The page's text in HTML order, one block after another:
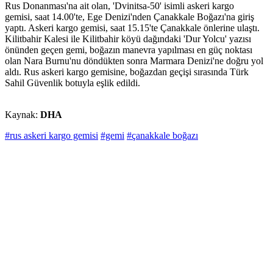
Rus Donanması'na ait olan, 'Dvinitsa-50' isimli askeri kargo
gemisi, saat 14.00'te, Ege Denizi'nden Çanakkale Boğazı'na giriş
yaptı. Askeri kargo gemisi, saat 15.15'te Çanakkale önlerine ulaştı.
Kilitbahir Kalesi ile Kilitbahir köyü dağındaki 'Dur Yolcu' yazısı
önünden geçen gemi, boğazın manevra yapılması en güç noktası
olan Nara Burnu'nu döndükten sonra Marmara Denizi'ne doğru yol
aldı. Rus askeri kargo gemisine, boğazdan geçişi sırasında Türk
Sahil Güvenlik botuyla eşlik edildi.
Kaynak: DHA
#rus askeri kargo gemisi #gemi #çanakkale boğazı